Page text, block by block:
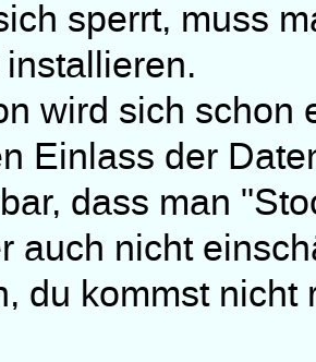
sperrt, muss
wird sich schon
Einlass der
dass man
auch nicht
du kommst nicht